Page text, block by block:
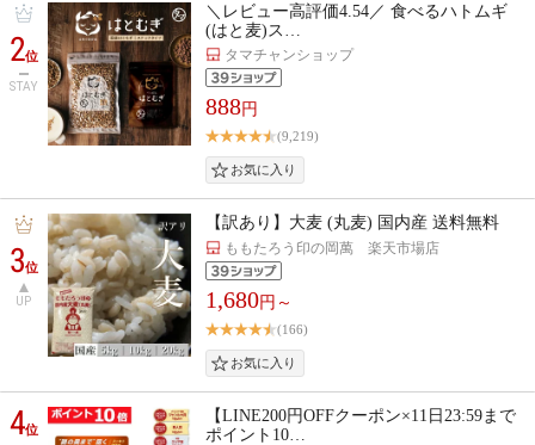
2位
STAY
＼レビュー高評価4.54／ 食べるハトムギ
(はと麦)ス…
タマチャンショップ
888円
(9,219)
3位
UP
【訳あり】大麦 (丸麦) 国内産 送料無料
ももたろう印の岡萬 楽天市場店
1,680円～
(166)
4位
【LINE200円OFFクーポン×11日23:59まで
ポイント10…